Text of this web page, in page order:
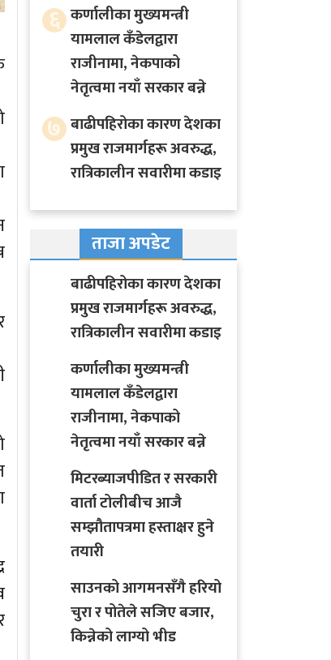
६ कर्णालीका मुख्यमन्त्री
यामलाल कँडेलद्वारा
राजीनामा, नेकपाको
नेतृत्वमा नयाँ सरकार बन्ने
७ बाढीपहिरोका कारण देशका
प्रमुख राजमार्गहरू अवरुद्ध,
रात्रिकालीन सवारीमा कडाइ
ताजा अपडेट
बाढीपहिरोका कारण देशका
प्रमुख राजमार्गहरू अवरुद्ध,
रात्रिकालीन सवारीमा कडाइ
कर्णालीका मुख्यमन्त्री
यामलाल कँडेलद्वारा
राजीनामा, नेकपाको
नेतृत्वमा नयाँ सरकार बन्ने
मिटरब्याजपीडित र सरकारी
वार्ता टोलीबीच आजै
सम्झौतापत्रमा हस्ताक्षर हुने
तयारी
साउनको आगमनसँगै हरियो
चुरा र पोतेले सजिए बजार,
किन्नेको लाग्यो भीड